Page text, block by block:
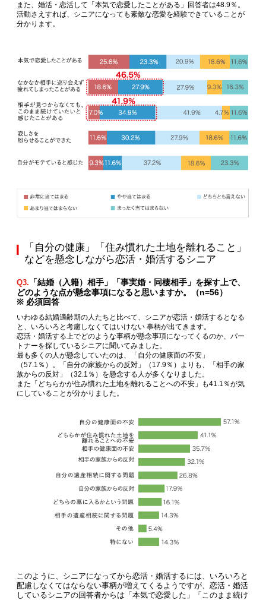
また、婚活・恋活して「本気で恋愛したことがある」回答者は48.9％。
活動さえすれば、シニアになっても素敵な恋愛を経験できていることが
分かります。
「自分の健康」「住み慣れた土地を離れること」
などを懸念しながら恋活・婚活するシニア
Q3. 「結婚（入籍）相手」「事実婚・同棲相手」を探す上で、
どのような点が懸念事項になると思いますか。（n=56）
※ 必須回答
いわゆる結婚適齢期の人たちと比べて、シニアが恋活・婚活するとなる
と、いろいろと考慮しなくてはいけない 事柄が出てきます。
恋活・婚活する上でどのような事柄が懸念事項になってくるのか、パー
トナーを探しているシニアに聞いてみました。
最も多くの人が懸念していたのは、「自分の健康面の不安」
（57.1％）。「自分の家族からの反対」（17.9％）よりも、「相手の家
族からの反対」（32.1％）を懸念する人が多くなりました。
また「どちらかが住み慣れた土地を離れることへの不安」も41.1％が気
にしていることが分かりました。
このように、シニアになってから恋活・婚活するには、いろいろと
配慮しなくてはならない事柄が増えてくるようですが、恋活・婚活
しているシニアの回答者からは「本気で恋愛した」「このまま続け